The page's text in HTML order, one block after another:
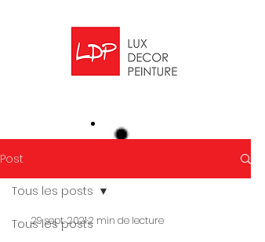
Post
Tous les posts
Tous les posts
29 sept. 20212 min de lecture